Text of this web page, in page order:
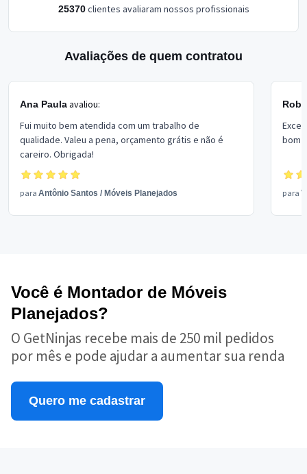
25370clientes avaliaram nossos profissionais
Avaliações de quem contratou
Ana Paulaavaliou:
Fui muito bem atendida com um trabalho de
qualidade. Valeu a pena, orçamento grátis e não é
careiro. Obrigada!
para Antônio Santos / Móveis Planejados
bom
para
Você é Montador de Móveis
Planejados?
O GetNinjas recebe mais de 250 mil pedidos
por mês e pode ajudar a aumentar sua renda
Quero me cadastrar